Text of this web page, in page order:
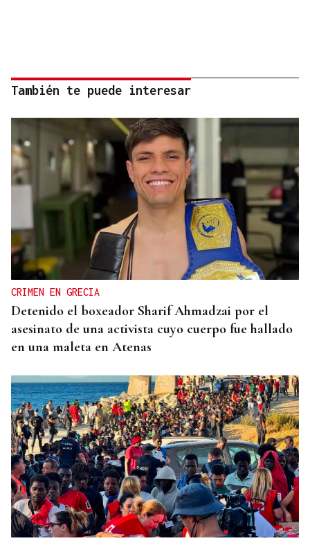
También te puede interesar
CRIMEN EN GRECIA
Detenido el boxeador Sharif Ahmadzai por el
asesinato de una activista cuyo cuerpo fue hallado
en una maleta en Atenas